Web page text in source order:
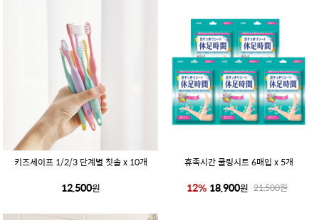
키즈세이프 1/2/3 단계별 칫솔 x 10개
12,500원
휴족시간 쿨링시트 6매입 x 5개
12% 18,900원 21,500원